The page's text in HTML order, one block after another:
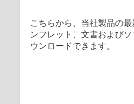
こちらから、当社製品の
ンフレット、文書および
ウンロードできます。